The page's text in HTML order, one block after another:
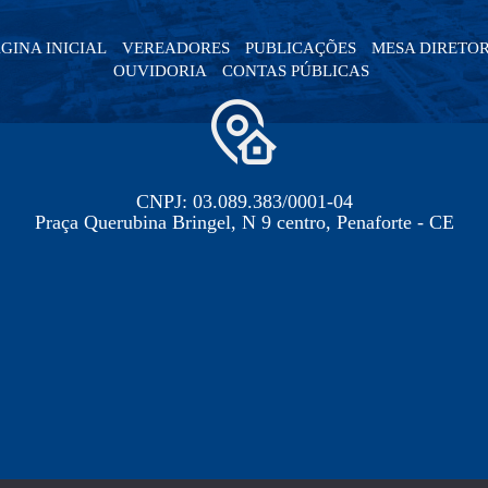
INICIAL VEREADORES PUBLICAÇÕES
MESA
OUVIDORIA
CONTAS PÚBLICAS
CNPJ: 03.089.383/0001-04
Praça Querubina Bringel, N 9 centro, Penaforte - CE